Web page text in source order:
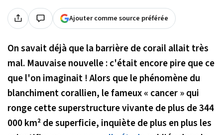
Ajouter comme source préférée
On savait déjà que la barrière de corail allait très
mal. Mauvaise nouvelle : c'était encore pire que ce
que l'on imaginait ! Alors que le phénomène du
blanchiment corallien, le fameux « cancer » qui
ronge cette superstructure vivante de plus de 344
000 km² de superficie, inquiète de plus en plus les